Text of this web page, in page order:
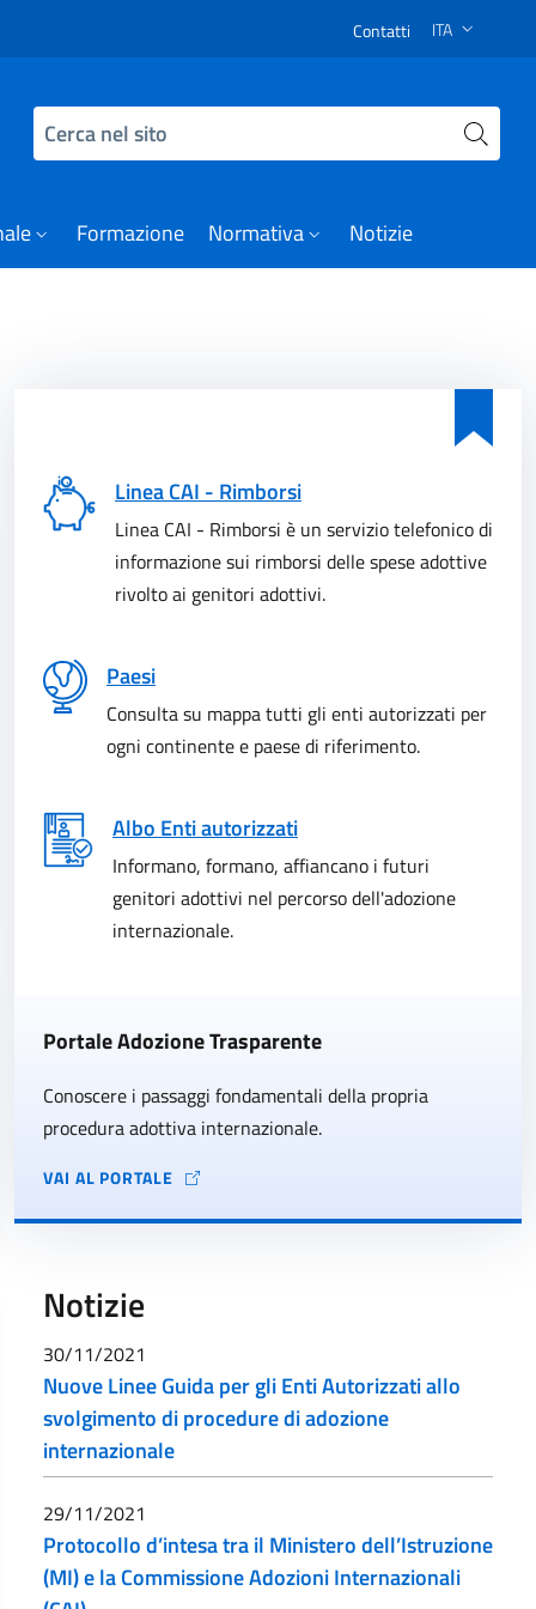
Contatti SELEZIONE
ITA
Cerca nel sito
Formazione Normativa Notizie
Linea CAI - Rimborsi
Linea CAI - Rimborsi è un servizio telefonico di
informazione sui rimborsi delle spese adottive
rivolto ai genitori adottivi.
Paesi
Consulta su mappa tutti gli enti autorizzati per
ogni continente e paese di riferimento.
Albo Enti autorizzati
Informano, formano, affiancano i futuri
genitori adottivi nel percorso dell'adozione
internazionale.
Portale Adozione Trasparente
Conoscere i passaggi fondamentali della propria
procedura adottiva internazionale.
VAI AL PORTALE
Notizie
30/11/2021
Nuove Linee Guida per gli Enti Autorizzati allo
svolgimento di procedure di adozione
internazionale
29/11/2021
Protocollo d’intesa tra il Ministero dell’Istruzione
(MI) e la Commissione Adozioni Internazionali